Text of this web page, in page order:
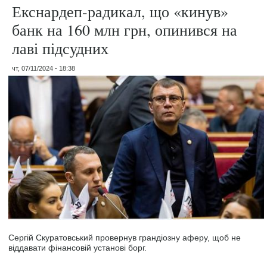
Екснардеп-радикал, що «кинув»
банк на 160 млн грн, опинився на
лаві підсудних
чт, 07/11/2024 - 18:38
Сергій Скуратовський провернув грандіозну аферу, щоб не
віддавати фінансовій установі борг.